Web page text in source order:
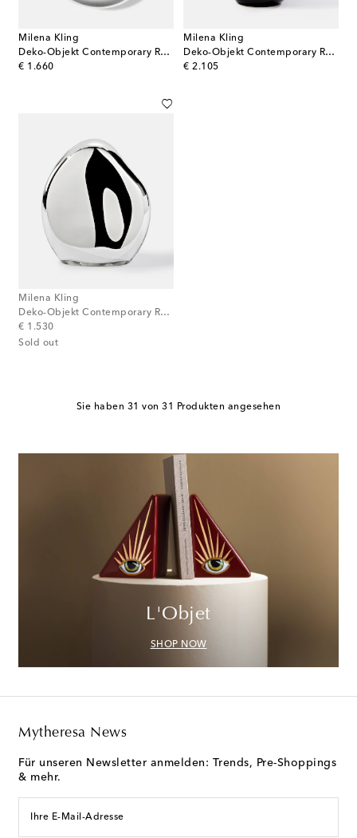
Milena Kling
Deko-Objekt Contemporary Reflections Large
€ 1.660
original price
Milena Kling
Deko-Objekt Contemporary Reflections Standing Mirror Medium
€ 2.105
original price
Milena Kling
Deko-Objekt Contemporary Reflections Standing Mirror Medium
€ 1.530
original price
Sold out
Sie haben 31 von 31 Produkten angesehen
L'Objet
SHOP NOW
Mytheresa News
Für unseren Newsletter anmelden: Trends, Pre-Shoppings
& mehr.
Ihre E-Mail-Adresse